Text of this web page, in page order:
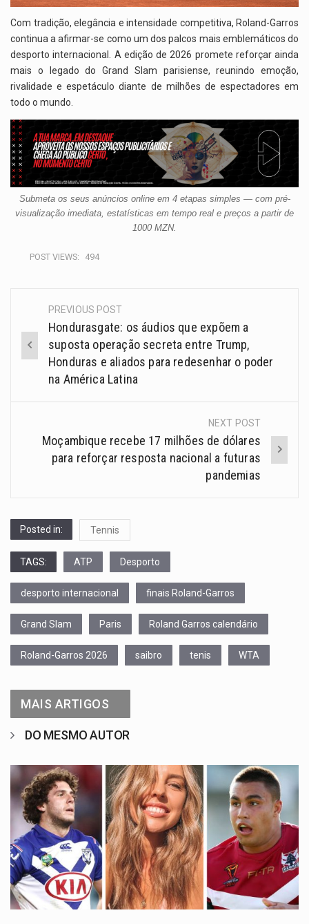
Com tradição, elegância e intensidade competitiva, Roland-Garros
continua a afirmar-se como um dos palcos mais emblemáticos do
desporto internacional. A edição de 2026 promete reforçar ainda
mais o legado do Grand Slam parisiense, reunindo emoção,
rivalidade e espetáculo diante de milhões de espectadores em
todo o mundo.
Submeta os seus anúncios online em 4 etapas simples — com pré-
visualização imediata, estatísticas em tempo real e preços a partir de
1000 MZN.
POST VIEWS: 494
PREVIOUS POST
Hondurasgate: os áudios que expõem a
suposta operação secreta entre Trump,
Honduras e aliados para redesenhar o poder
na América Latina
NEXT POST
Moçambique recebe 17 milhões de dólares
para reforçar resposta nacional a futuras
pandemias
Posted in: Tennis
TAGS: ATP Desporto
desporto internacional finais Roland-Garros
Grand Slam Paris Roland Garros calendário
Roland-Garros 2026 saibro tenis WTA
MAIS ARTIGOS
DO MESMO AUTOR